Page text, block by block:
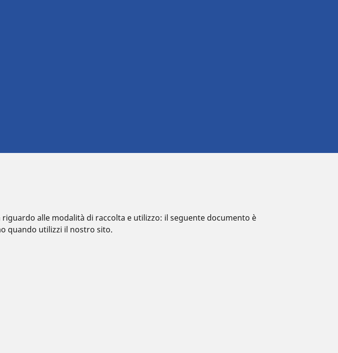
alle modalità di raccolta e utilizzo: il seguente documento è
quando utilizzi il nostro sito.